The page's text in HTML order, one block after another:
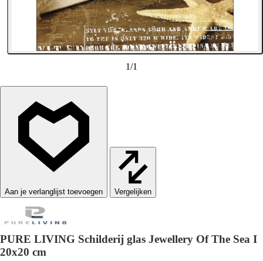
1/1
Vergelijken
PURE LIVING Schilderij glas Jewellery Of The Sea I
20x20 cm